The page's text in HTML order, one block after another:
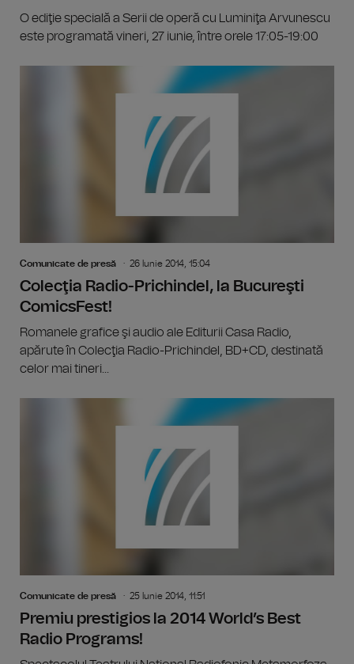
O ediţie specială a Serii de operă cu Luminiţa Arvunescu
este programată vineri, 27 iunie, între orele 17:05-19:00
Comunicate de presă 26 Iunie 2014, 15:04
Colecţia Radio-Prichindel, la Bucureşti
ComicsFest!
Romanele grafice şi audio ale Editurii Casa Radio,
apărute în Colecţia Radio-Prichindel, BD+CD, destinată
celor mai tineri...
Comunicate de presă 25 Iunie 2014, 11:51
Premiu prestigios la 2014 World’s Best
Radio Programs!